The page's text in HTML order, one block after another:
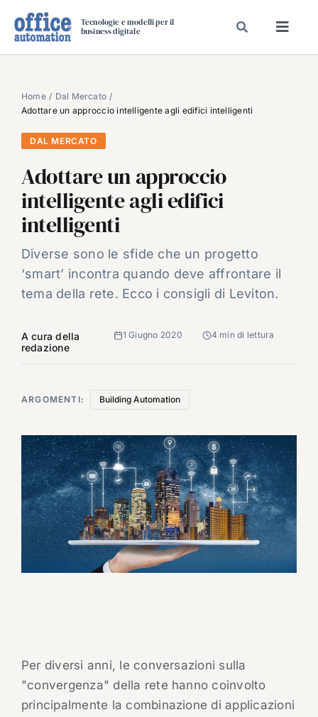
Tecnologie e modelli per il
business digitale
SPECIAL PAPER
TAVOLE ROTONDE DI REDAZIONE
DAL MERCATO
CARRIERE
VIDEO
EVENTI
CHI SIAMO
Home
Dal Mercato
Adottare un approccio intelligente agli edifici intelligenti
DAL MERCATO
Adottare un approccio
intelligente agli edifici
intelligenti
Diverse sono le sfide che un progetto
‘smart’ incontra quando deve affrontare il
tema della rete. Ecco i consigli di Leviton.
A cura della
redazione
1 Giugno 2020 4 min di lettura
ARGOMENTI: Building Automation
Per diversi anni, le conversazioni sulla
"convergenza" della rete hanno coinvolto
principalmente la combinazione di applicazioni